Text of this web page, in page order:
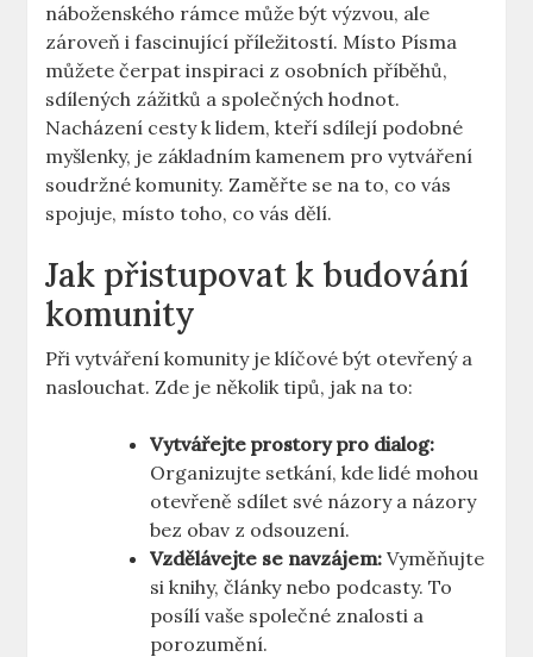
náboženského rámce může být výzvou, ale
zároveň i fascinující příležitostí. Místo Písma
můžete čerpat inspiraci z osobních příběhů,
sdílených zážitků a společných hodnot.
Nacházení cesty k lidem, kteří sdílejí podobné
myšlenky, je základním kamenem pro vytváření
soudržné komunity. Zaměřte se na to, co vás
spojuje, místo toho, co vás dělí.
Jak přistupovat k budování
komunity
Při vytváření komunity je klíčové být otevřený a
naslouchat. Zde je několik tipů, jak na to:
Vytvářejte prostory pro dialog:
Organizujte setkání, kde lidé mohou
otevřeně sdílet své názory a názory
bez obav z odsouzení.
Vzdělávejte se navzájem: Vyměňujte
si knihy, články nebo podcasty. To
posílí vaše společné znalosti a
porozumění.